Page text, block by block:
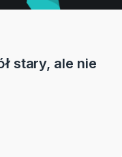
stary, ale nie